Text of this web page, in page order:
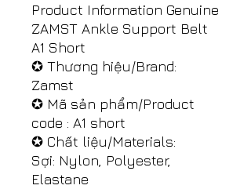
Product Information Genuine
ZAMST Ankle Support Belt
A1 Short
✪ Thương hiệu/Brand:
Zamst
✪ Mã sản phẩm/Product
code : A1 short
✪ Chất liệu/Materials:
Sợi: Nylon, Polyester,
Elastane